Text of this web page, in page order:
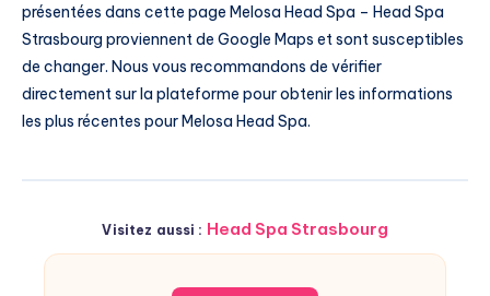
présentées dans cette page Melosa Head Spa – Head Spa
Strasbourg proviennent de Google Maps et sont susceptibles
de changer. Nous vous recommandons de vérifier
directement sur la plateforme pour obtenir les informations
les plus récentes pour Melosa Head Spa.
Visitez aussi : Head Spa Strasbourg